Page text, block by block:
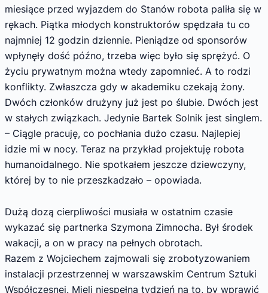
miesiące przed wyjazdem do Stanów robota paliła się w
rękach. Piątka młodych konstruktorów spędzała tu co
najmniej 12 godzin dziennie. Pieniądze od sponsorów
wpłynęły dość późno, trzeba więc było się sprężyć. O
życiu prywatnym można wtedy zapomnieć. A to rodzi
konflikty. Zwłaszcza gdy w akademiku czekają żony.
Dwóch członków drużyny już jest po ślubie. Dwóch jest
w stałych związkach. Jedynie Bartek Solnik jest singlem.
– Ciągle pracuję, co pochłania dużo czasu. Najlepiej
idzie mi w nocy. Teraz na przykład projektuję robota
humanoidalnego. Nie spotkałem jeszcze dziewczyny,
której by to nie przeszkadzało – opowiada.
Dużą dozą cierpliwości musiała w ostatnim czasie
wykazać się partnerka Szymona Zimnocha. Był środek
wakacji, a on w pracy na pełnych obrotach.
Razem z Wojciechem zajmowali się zrobotyzowaniem
instalacji przestrzennej w warszawskim Centrum Sztuki
Współczesnej. Mieli niespełna tydzień na to, by wprawić